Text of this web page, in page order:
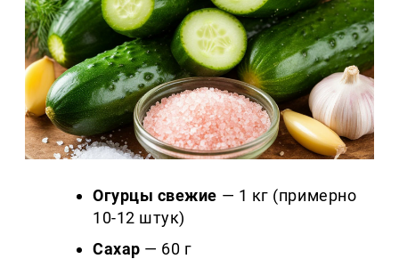
Огурцы свежие — 1 кг (примерно
10-12 штук)
Сахар — 60 г